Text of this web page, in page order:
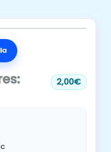
2,00€